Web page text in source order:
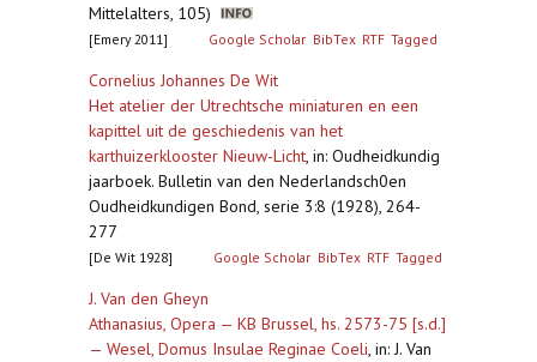
Mittelalters, 105)
[Emery 2011] Google Scholar BibTex RTF Tagged
Cornelius Johannes De Wit
Het atelier der Utrechtsche miniaturen en een
kapittel uit de geschiedenis van het
karthuizerklooster Nieuw-Licht, in: Oudheidkundig
jaarboek. Bulletin van den Nederlandsch0en
Oudheidkundigen Bond, serie 3:8 (1928), 264-
277
[De Wit 1928] Google Scholar BibTex RTF Tagged
J. Van den Gheyn
Athanasius, Opera — KB Brussel, hs. 2573-75 [s.d.]
— Wesel, Domus Insulae Reginae Coeli, in: J. Van